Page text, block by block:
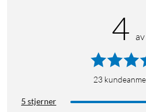
4
23
5 stjerner